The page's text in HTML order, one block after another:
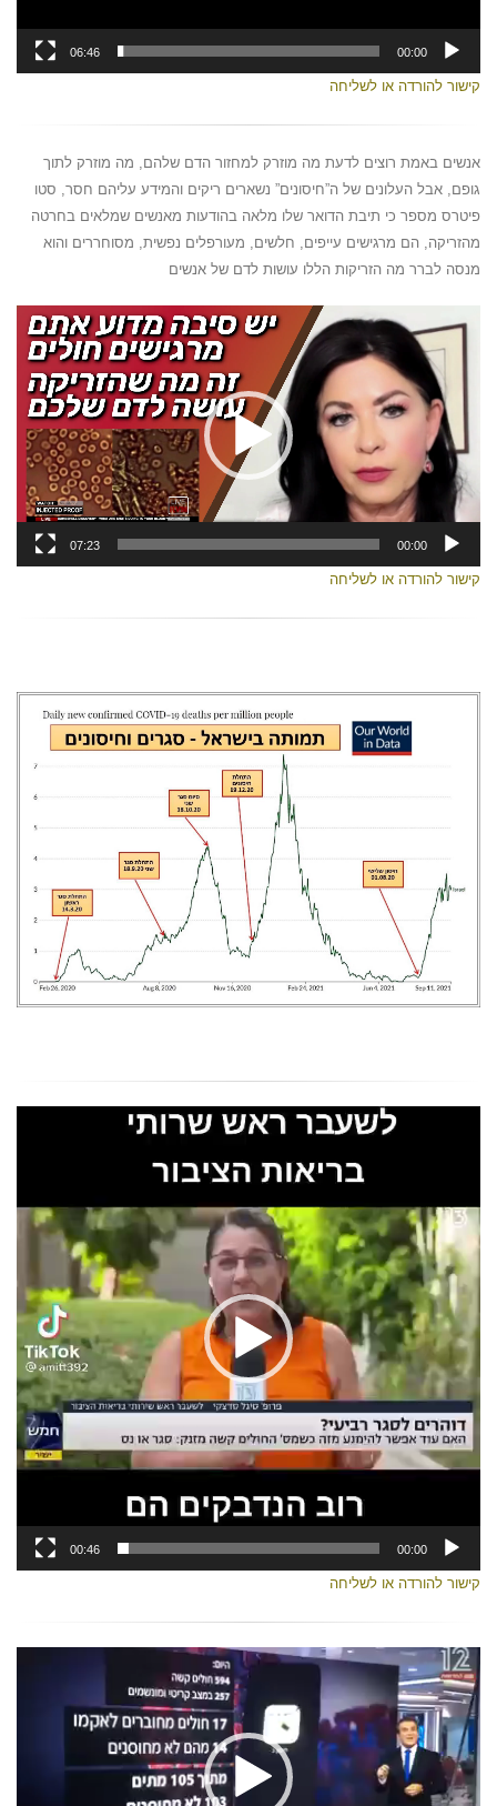
00:00
06:46
קישור להורדה או לשליחה
אנשים באמת רוצים לדעת מה מוזרק למחזור הדם שלהם, מה מוזרק לתוך
גופם, אבל העלונים של ה”חיסונים” נשארים ריקים והמידע עליהם חסר, סטו
פיטרס מספר כי תיבת הדואר שלו מלאה בהודעות מאנשים שמלאים בחרטה
מהזריקה, הם מרגישים עייפים, חלשים, מעורפלים נפשית, מסוחררים והוא
מנסה לברר מה הזריקות הללו עושות לדם של אנשים
00:00
07:23
קישור להורדה או לשליחה
00:00
00:46
קישור להורדה או לשליחה
נגן
וידאו